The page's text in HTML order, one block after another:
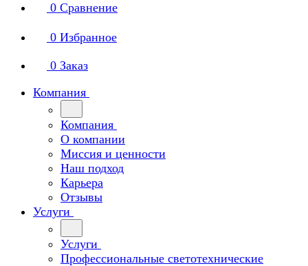
0 Сравнение
0 Избранное
0 Заказ
Компания
Компания
О компании
Миссия и ценности
Наш подход
Карьера
Отзывы
Услуги
Услуги
Профессиональные светотехнические